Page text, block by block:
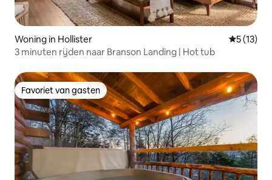
Woning in Hollister
5 (13)
3 minuten rijden naar Branson Landing | Hot tub
Favoriet van gasten
Favoriet van gasten